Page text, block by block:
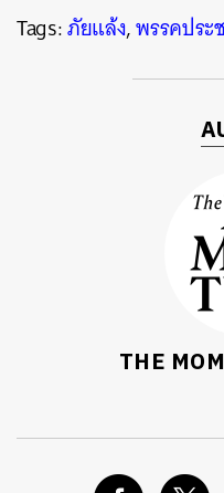
Tags:ภัยแล้ง,พรรคประ
THE